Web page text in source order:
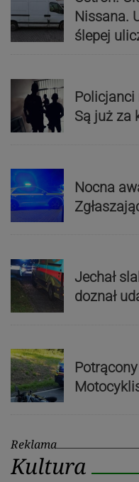
Nissana.
ślepej
Są już za
Nocna
Jechał
doznał
Reklama
Kultura